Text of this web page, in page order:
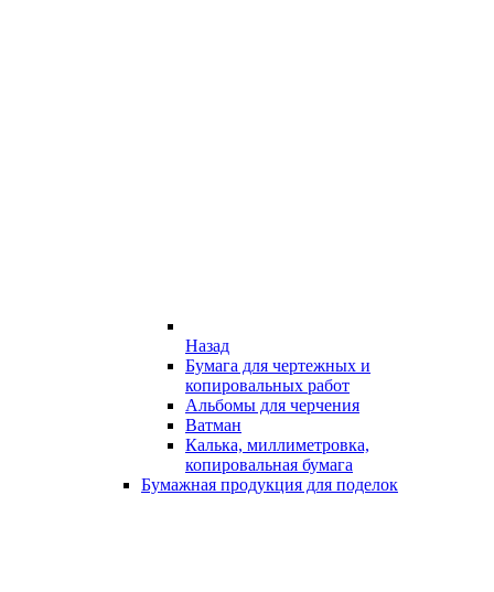
Назад
Бумага для чертежных и
копировальных работ
Альбомы для черчения
Ватман
Калька, миллиметровка,
копировальная бумага
Бумажная продукция для поделок